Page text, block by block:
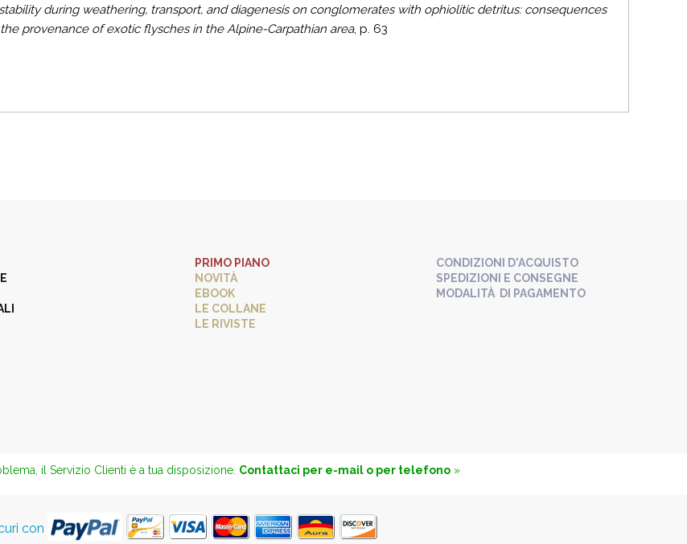
during weathering, transport, and diagenesis on conglomerates with ophiolitic detritus: consequences
provenance of exotic flysches in the Alpine-Carpathian area, p. 63
PRIMO PIANO
NOVITÀ
EBOOK
LE COLLANE
LE RIVISTE
CONDIZIONI D'ACQUISTO
SPEDIZIONI E CONSEGNE
MODALITÀ DI PAGAMENTO
il Servizio Clienti è a tua disposizione. Contattaci per e-mail o per telefono »
con